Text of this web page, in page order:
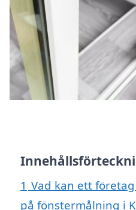
1 Vad kan ett
på fönstermålning i